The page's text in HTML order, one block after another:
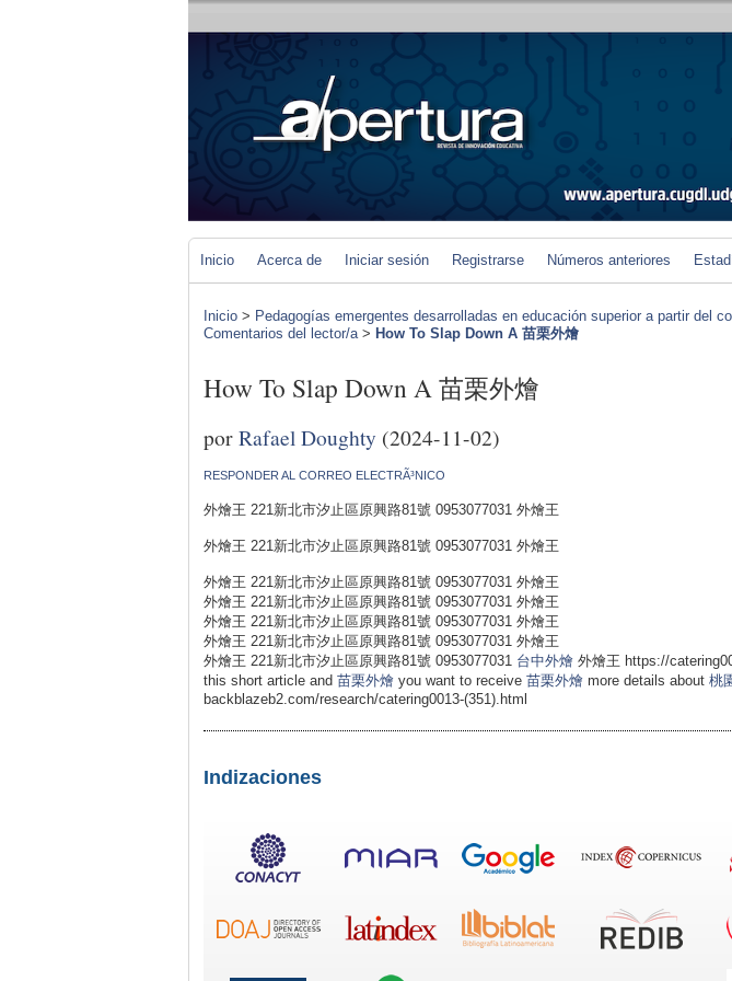
Inicio Acerca de Iniciar sesión Registrarse Números anteriores
Inicio > Pedagogías emergentes desarrolladas en educación superior a partir del
Comentarios del lector/a> How To Slap Down A 苗栗外燴
How To Slap Down A 苗栗外燴
porRafael Doughty (2024-11-02)
RESPONDER AL CORREO ELECTRÃ³NICO
外燴王 221新北市汐止區原興路81號 0953077031 外燴王
外燴王 221新北市汐止區原興路81號 0953077031 外燴王
外燴王 221新北市汐止區原興路81號 0953077031 外燴王
外燴王 221新北市汐止區原興路81號 0953077031 外燴王
外燴王 221新北市汐止區原興路81號 0953077031 外燴王
外燴王 221新北市汐止區原興路81號 0953077031 外燴王
外燴王 221新北市汐止區原興路81號 0953077031 台中外燴 外燴王 https://
this short article and 苗栗外燴 you want to receive 苗栗外燴 more details about 桃
backblazeb2.com/research/catering0013-(351).html
Indizaciones